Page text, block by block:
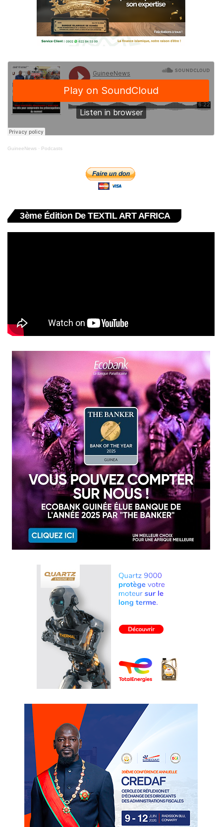
GuineeNews · Podcasts
3ème Édition De TEXTIL ART AFRICA